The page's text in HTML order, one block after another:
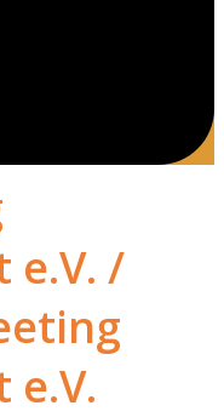
e.V. /